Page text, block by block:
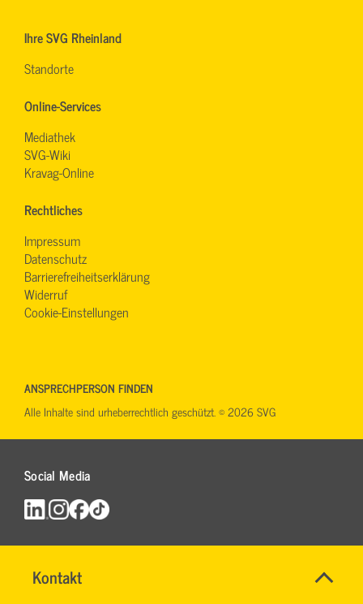
Kontakt
IHR
Name*
Ihre SVG Rheinland
Standorte
Online-Services
Mediathek
SVG-Wiki
Kravag-Online
Rechtliches
Impressum
Datenschutz
Barrierefreiheitserklärung
Widerruf
Cookie-Einstellungen
Social Media
ANSPRECHPERSON FINDEN
Alle Inhalte sind urheberrechtlich geschützt. © 2026 SVG